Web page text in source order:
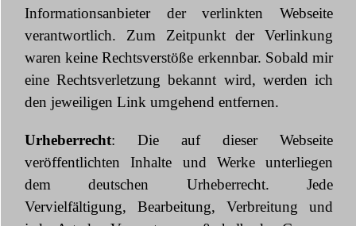
Informationsanbieter der verlinkten Webseite
verantwortlich. Zum Zeitpunkt der Verlinkung
waren keine Rechtsverstöße erkennbar. Sobald mir
eine Rechtsverletzung bekannt wird, werden ich
den jeweiligen Link umgehend entfernen.
Urheberrecht: Die auf dieser Webseite
veröffentlichten Inhalte und Werke unterliegen
dem deutschen Urheberrecht. Jede
Vervielfältigung, Bearbeitung, Verbreitung und